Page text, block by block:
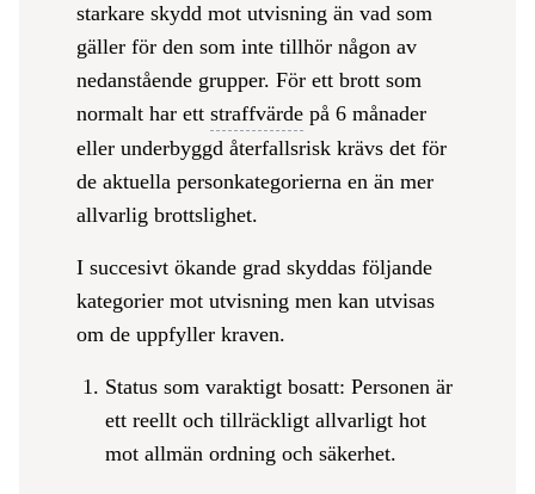
starkare skydd mot utvisning än vad som
gäller för den som inte tillhör någon av
nedanstående grupper. För ett brott som
normalt har ett straffvärde på 6 månader
eller underbyggd återfallsrisk krävs det för
de aktuella personkategorierna en än mer
allvarlig brottslighet.
I succesivt ökande grad skyddas följande
kategorier mot utvisning men kan utvisas
om de uppfyller kraven.
Status som varaktigt bosatt: Personen är
ett reellt och tillräckligt allvarligt hot
mot allmän ordning och säkerhet.